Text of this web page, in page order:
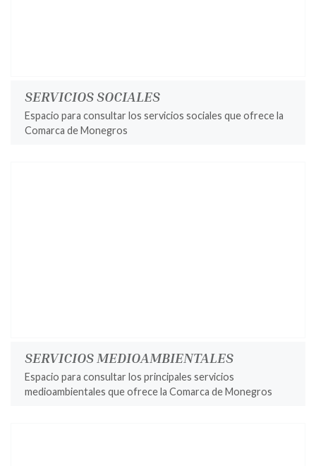
SERVICIOS SOCIALES
Espacio para consultar los servicios sociales que ofrece la
Comarca de Monegros
SERVICIOS MEDIOAMBIENTALES
Espacio para consultar los principales servicios
medioambientales que ofrece la Comarca de Monegros